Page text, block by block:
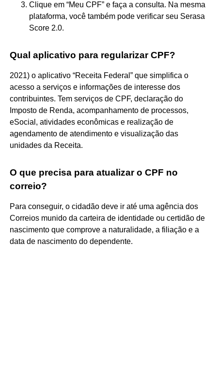
Clique em “Meu CPF” e faça a consulta. Na mesma
plataforma, você também pode verificar seu Serasa
Score 2.0.
Qual aplicativo para regularizar CPF?
2021) o aplicativo “Receita Federal” que simplifica o
acesso a serviços e informações de interesse dos
contribuintes. Tem serviços de CPF, declaração do
Imposto de Renda, acompanhamento de processos,
eSocial, atividades econômicas e realização de
agendamento de atendimento e visualização das
unidades da Receita.
O que precisa para atualizar o CPF no
correio?
Para conseguir, o cidadão deve ir até uma agência dos
Correios munido da carteira de identidade ou certidão de
nascimento que comprove a naturalidade, a filiação e a
data de nascimento do dependente.